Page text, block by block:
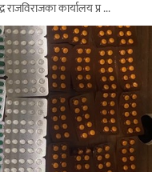
कार्यालय प्र ...